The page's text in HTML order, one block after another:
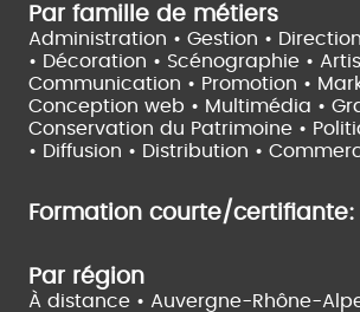
Par famille de métiers
Administration • Gestion •
• Décoration • Scénographie •
Communication • Promotion •
Conception web • Multimédia •
Conservation du Patrimoine •
• Diffusion • Distribution •
Formation courte/certifiante:
Par région
À distance • Auvergne-Rhône-